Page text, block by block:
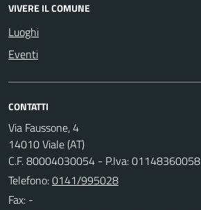
VIVERE IL COMUNE
Luoghi
Eventi
CONTATTI
Via Faussone, 4
14010 Viale (AT)
C.F. 80004030054 - P.Iva: 01148360058
Telefono:0141/995028
Fax: -